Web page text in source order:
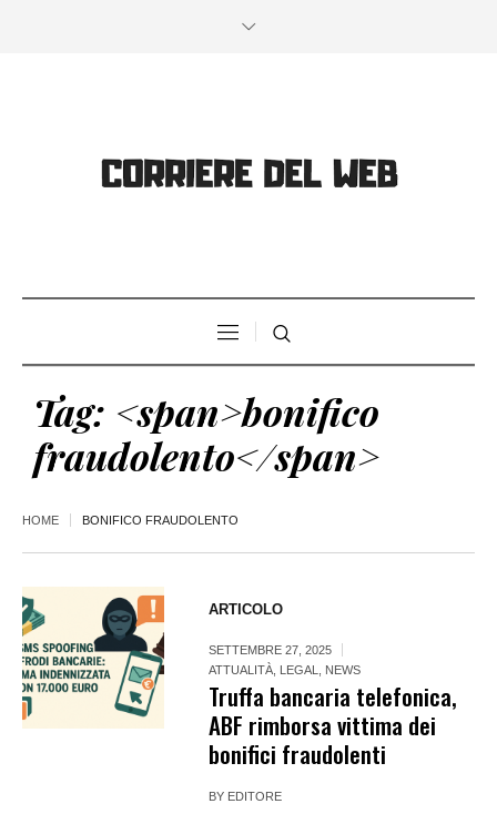
Tag: <span>bonifico
fraudolento</span>
HOME BONIFICO FRAUDOLENTO
ARTICOLO
SETTEMBRE 27, 2025
ATTUALITÀ LEGAL NEWS
Truffa bancaria telefonica,
ABF rimborsa vittima dei
bonifici fraudolenti
BY EDITORE